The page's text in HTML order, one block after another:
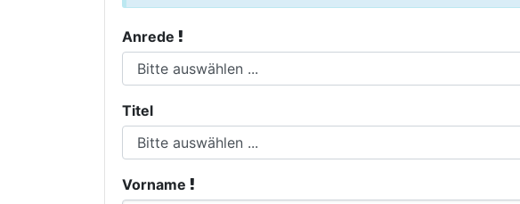
Anrede
Titel
Vorname